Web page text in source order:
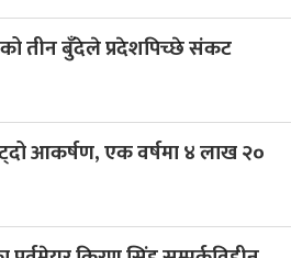
तीन बुँदेले प्रदेशपिच्छे संकट
आकर्षण, एक वर्षमा ४ लाख २०